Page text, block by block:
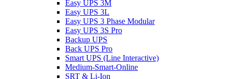
Easy UPS 3M
Easy UPS 3L
Easy UPS 3 Phase Modular
Easy UPS 3S Pro
Backup UPS
Back UPS Pro
Smart UPS (Line Interactive)
Medium-Smart-Online
SRT & Li-Ion